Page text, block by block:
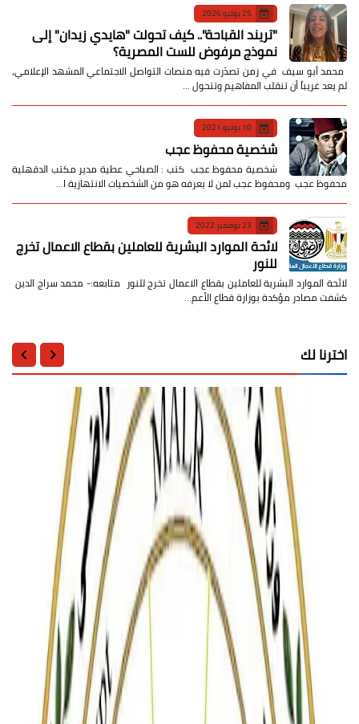
25 يوليو 2026
​"تريند القباحة".. كيف تحولت "هايدي زيدان" إلى
نموذج مرفوض للست المصرية؟
​ محمد أبو سيف ​في زمن تصدّرت فيه منصات التواصل الاجتماعي المشهد الإعلامي،
لم يعد غريباً أن تنقلب المفاهيم وتتحول …
10 يونيو 2021
شخصية محفوظ عجب
شخصية محفوظ عجب كتب : الصباحي عطية مدير مكتب الدقهلية
محفوظ عجب ومحفوظ عجب لمن لا يعرفه هو من الشخصيات الانتهازية ا…
23 نوفمبر 2022
لائحة الموارد البشرية للعاملين بقطاع الاعمال تخرج
للنور
لائحة الموارد البشرية للعاملين بقطاع الاعمال تخرج للنور متابعه:- محمد سراج الدين
كشفت مصادر مؤكدة بوزارة قطاع الأعم…
اخترنا لك